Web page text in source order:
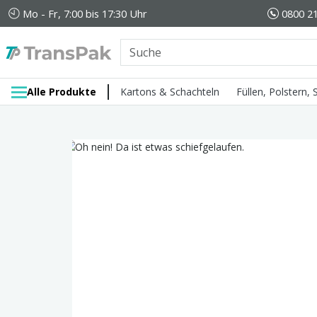
Mo - Fr, 7:00 bis 17:30 Uhr 0800
Alle Produkte Kartons & Schachteln Füllen, Polstern,